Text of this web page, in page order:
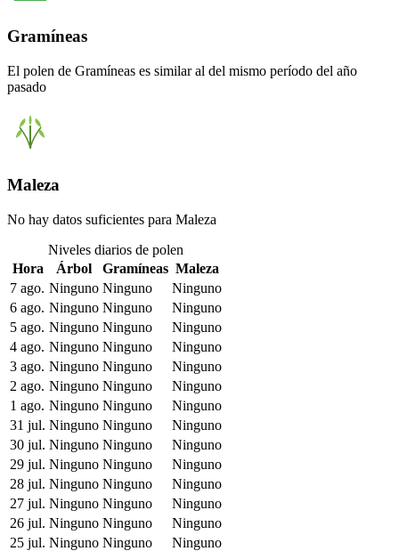
Gramíneas
El polen de Gramíneas es similar al del mismo período del año
pasado
Maleza
No hay datos suficientes para Maleza
Niveles diarios de polen
Hora
Árbol Gramíneas Maleza
7 ago. Ninguno Ninguno
Ninguno
6 ago. Ninguno Ninguno
Ninguno
5 ago. Ninguno Ninguno
Ninguno
4 ago. Ninguno Ninguno
Ninguno
3 ago. Ninguno Ninguno
Ninguno
2 ago. Ninguno Ninguno
Ninguno
1 ago. Ninguno Ninguno
Ninguno
31 jul. Ninguno Ninguno
Ninguno
30 jul. Ninguno Ninguno
Ninguno
29 jul. Ninguno Ninguno
Ninguno
28 jul. Ninguno Ninguno
Ninguno
27 jul. Ninguno Ninguno
Ninguno
26 jul. Ninguno Ninguno
Ninguno
25 jul. Ninguno Ninguno
Ninguno